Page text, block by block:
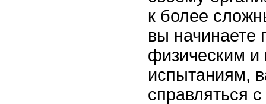
к более
вы начинаете
физическим и
испытаниям,
справляться